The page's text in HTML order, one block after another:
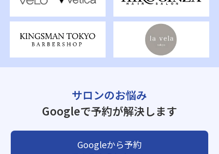
サロンのお悩み
Googleで予約が解決します
Googleから予約